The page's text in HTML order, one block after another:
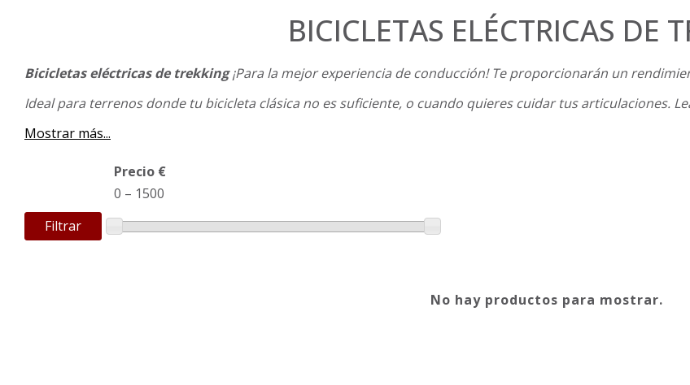
BICICLETAS ELÉCTRICAS DE
Bicicletas eléctricas de trekking¡Para la mejor experiencia de conducción! Te proporcionarán un
Ideal para terrenos donde tu bicicleta clásica no es suficiente, o cuando quieres cuidar tus articulaciones.
Mostrar más...
Filtrar
Precio €
0 – 1500
No hay productos para mostrar.